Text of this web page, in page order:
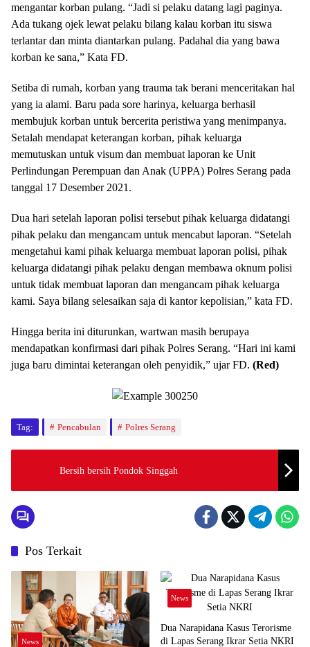
mengantar korban pulang. “Jadi si pelaku datang lagi paginya.
Ada tukang ojek lewat pelaku bilang kalau korban itu siswa
terlantar dan minta diantarkan pulang. Padahal dia yang bawa
korban ke sana,” Kata FD.
Setiba di rumah, korban yang trauma tak berani menceritakan hal
yang ia alami. Baru pada sore harinya, keluarga berhasil
membujuk korban untuk bercerita peristiwa yang menimpanya.
Setalah mendapat keterangan korban, pihak keluarga
memutuskan untuk visum dan membuat laporan ke Unit
Perlindungan Perempuan dan Anak (UPPA) Polres Serang pada
tanggal 17 Desember 2021.
Dua hari setelah laporan polisi tersebut pihak keluarga didatangi
pihak pelaku dan mengancam untuk mencabut laporan. “Setelah
mengetahui kami pihak keluarga membuat laporan polisi, pihak
keluarga didatangi pihak pelaku dengan membawa oknum polisi
untuk tidak membuat laporan dan mengancam pihak keluarga
kami. Saya bilang selesaikan saja di kantor kepolisian,” kata FD.
Hingga berita ini diturunkan, wartwan masih berupaya
mendapatkan konfirmasi dari pihak Polres Serang. “Hari ini kami
juga baru dimintai keterangan oleh penyidik,” ujar FD. (Red)
Tag: Pencabulan Polres Serang
Bersih bersih Pondok Singgah
Pos Terkait
News
News
Dua Narapidana Kasus Terorisme
di Lapas Serang Ikrar Setia NKRI